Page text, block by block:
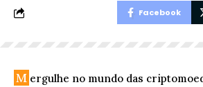
Facebook
M ergulhe no mundo das